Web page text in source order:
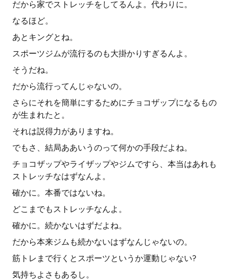
だから家でストレッチをしてるんよ。代わりに。
なるほど。
あとキングとね。
スポーツジムが流行るのも大掛かりすぎるんよ。
そうだね。
だから流行ってんじゃないの。
さらにそれを簡単にするためにチョコザップになるもの
が生まれたと。
それは説得力がありますね。
でもさ、結局ああいうのって何かの手段だよね。
チョコザップやライザップやジムですら、本当はあれも
ストレッチなはずなんよ。
確かに。本番ではないね。
どこまでもストレッチなんよ。
確かに。続かないはずだよね。
だから本来ジムも続かないはずなんじゃないの。
筋トレまで行くとスポーツというか運動じゃない?
気持ちよさもあるし。